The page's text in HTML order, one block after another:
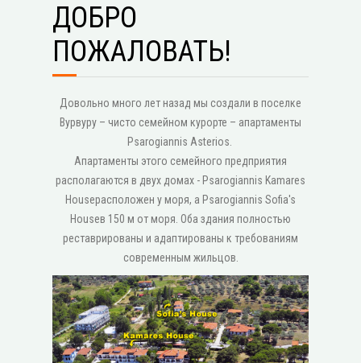
ДОБРО
ПОЖАЛОВАТЬ!
Довольно много лет назад мы создали в поселке
Вурвуру – чисто семейном курорте – апартаменты
Psarogiannis Asterios.
Апартаменты этого семейного предприятия
располагаются в двух домах - Psarogiannis Kamares
Houseрасположен у моря, а Psarogiannis Sofia's
Houseв 150 м от моря. Оба здания полностью
реставрированы и адаптированы к требованиям
современным жильцов.